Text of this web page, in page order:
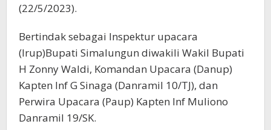
(22/5/2023).
Bertindak sebagai Inspektur upacara
(Irup)Bupati Simalungun diwakili Wakil Bupati
H Zonny Waldi, Komandan Upacara (Danup)
Kapten Inf G Sinaga (Danramil 10/TJ), dan
Perwira Upacara (Paup) Kapten Inf Muliono
Danramil 19/SK.